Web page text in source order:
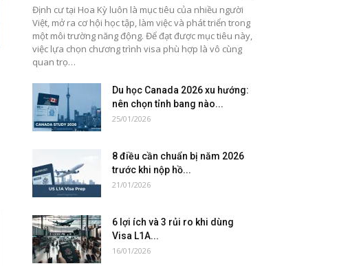
Định cư tại Hoa Kỳ luôn là mục tiêu của nhiều người
Việt, mở ra cơ hội học tập, làm việc và phát triển trong
một môi trường năng động. Để đạt được mục tiêu này,
việc lựa chọn chương trình visa phù hợp là vô cùng
quan trọ…
Du học Canada 2026 xu hướng:
nên chọn tỉnh bang nào...
25/01/2026
8 điều cần chuẩn bị năm 2026
trước khi nộp hồ...
21/01/2026
6 lợi ích và 3 rủi ro khi dùng
Visa L1A...
16/01/2026